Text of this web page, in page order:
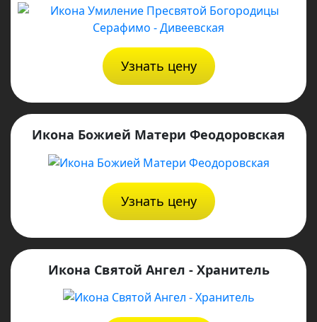
Узнать цену
Икона Божией Матери Феодоровская
Узнать цену
Икона Святой Ангел - Хранитель